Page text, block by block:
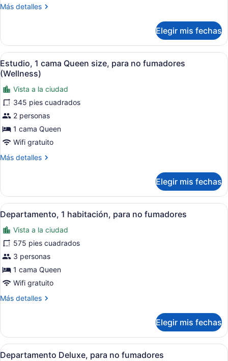
no
Más detalles
Más
1
habitación,
para
no
fumadores
(Wellness)
Elegir mis fechas
Abrir
todas
las
fotos
de
Estudio,
1
cama
size,
fumadores
(Wellness)
Una habitación de hotel con
12
Estudio, 1 cama Queen size, para no fumadores
(Wellness)
Vista a la ciudad
345 pies cuadrados
2 personas
1 cama Queen
Wifi gratuito
Más detalles
Más
1
cama
Queen
size,
para
no
fumadores
(Wellness)
Elegir mis fechas
Abrir
todas
las
fotos
de
Departamento,
1
habitación,
para
Una habitación de hotel
8
Departamento, 1 habitación, para no fumadores
Vista a la ciudad
575 pies cuadrados
3 personas
1 cama Queen
Wifi gratuito
Más detalles
Más
1
habitación,
para
Elegir mis fechas
Abrir
Una habitación de hotel
10
Departamento Deluxe, para no fumadores